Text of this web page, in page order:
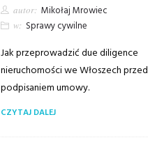
autor: Mikołaj Mrowiec
w: Sprawy cywilne
Jak przeprowadzić due diligence
nieruchomości we Włoszech przed
podpisaniem umowy.
CZYTAJ DALEJ